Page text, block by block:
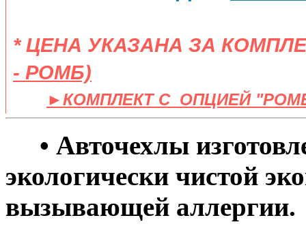
* ЦЕНА УКАЗАНА ЗА
- РОМБ)
►КОМПЛЕКТ C ОПЦИЕЙ
• Авточехлы
экологически чистой
вызывающей аллергии.